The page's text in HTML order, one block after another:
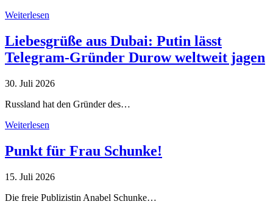
Weiterlesen
Liebesgrüße aus Dubai: Putin lässt
Telegram-Gründer Durow weltweit jagen
30. Juli 2026
Russland hat den Gründer des…
Weiterlesen
Punkt für Frau Schunke!
15. Juli 2026
Die freie Publizistin Anabel Schunke…